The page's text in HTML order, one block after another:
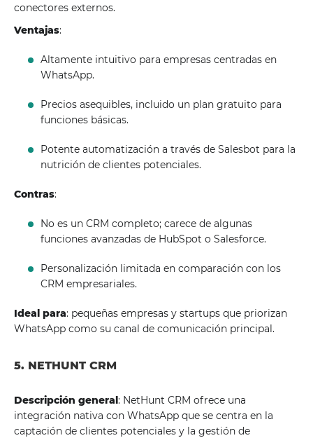
conectores externos.
Ventajas:
Altamente intuitivo para empresas centradas en
WhatsApp.
Precios asequibles, incluido un plan gratuito para
funciones básicas.
Potente automatización a través de Salesbot para la
nutrición de clientes potenciales.
Contras:
No es un CRM completo; carece de algunas
funciones avanzadas de HubSpot o Salesforce.
Personalización limitada en comparación con los
CRM empresariales.
Ideal para: pequeñas empresas y startups que priorizan
WhatsApp como su canal de comunicación principal.
5. NETHUNT CRM
Descripción general: NetHunt CRM ofrece una
integración nativa con WhatsApp que se centra en la
captación de clientes potenciales y la gestión de